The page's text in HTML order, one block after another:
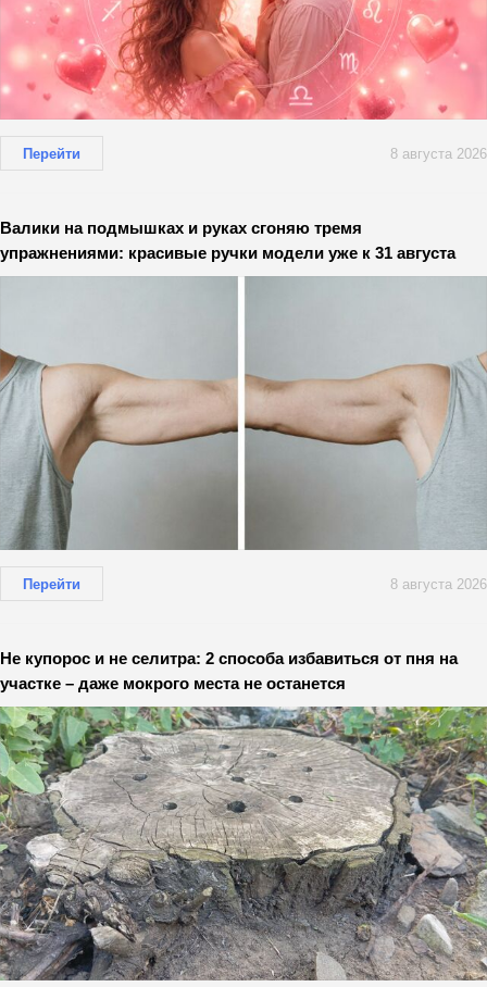
Перейти 8 августа 2026
Валики на подмышках и руках сгоняю тремя
упражнениями: красивые ручки модели уже к 31 августа
Перейти 8 августа 2026
Не купорос и не селитра: 2 способа избавиться от пня на
участке – даже мокрого места не останется